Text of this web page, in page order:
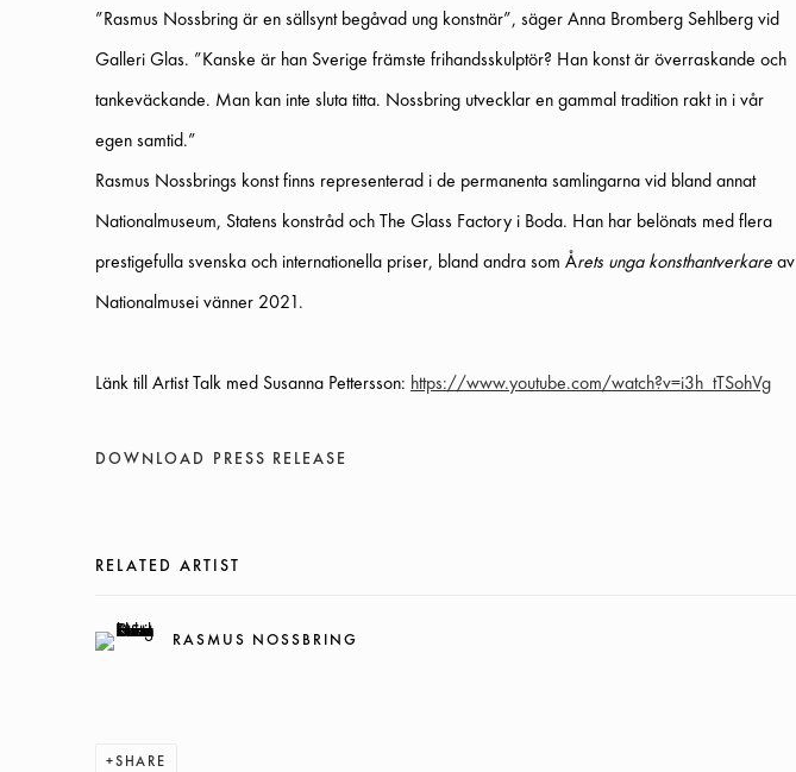
”Rasmus Nossbring är en sällsynt begåvad ung konstnär”, säger Anna Bromberg Sehlberg vid
Galleri Glas. ”Kanske är han Sverige främste frihandsskulptör? Han konst är överraskande och
tankeväckande. Man kan inte sluta titta. Nossbring utvecklar en gammal tradition rakt in i vår
egen samtid.”
Rasmus Nossbrings konst finns representerad i de permanenta samlingarna vid bland annat
Nationalmuseum, Statens konstråd och The Glass Factory i Boda. Han har belönats med flera
prestigefulla svenska och internationella priser, bland andra som Årets unga konsthantverkare av
Nationalmusei vänner 2021.
Länk till Artist Talk med Susanna Pettersson: https://www.youtube.com/watch?v=i3h_tTSohVg
DOWNLOAD PRESS RELEASE
RELATED ARTIST
RASMUS NOSSBRING
SHARE